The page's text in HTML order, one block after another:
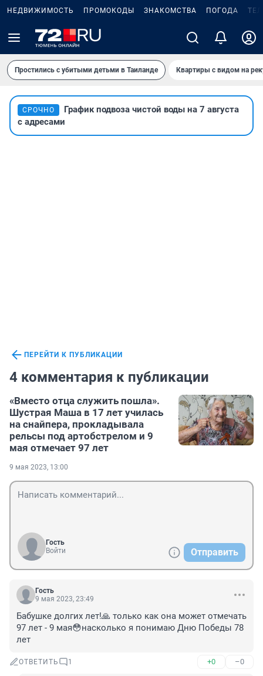
НЕДВИЖИМОСТЬ ПРОМОКОДЫ ЗНАКОМСТВА ПОГОДА
Простились с убитыми детьми в Таиланде Квартиры с видом на
СРОЧНО
График подвоза чистой воды на 7 августа
с адресами
ПЕРЕЙТИ К ПУБЛИКАЦИИ
4 комментария к публикации
«Вместо отца служить пошла».
Шустрая Маша в 17 лет училась
на снайпера, прокладывала
рельсы под артобстрелом и 9
мая отмечает 97 лет
9 мая 2023, 13:00
Гость
Войти
Отправить
Гость
9 мая 2023, 23:49
Бабушке долгих лет!🙏 только как она может отмечать
97 лет - 9 мая😳насколько я понимаю Дню Победы 78
лет
ОТВЕТИТЬ 1 +0 –0